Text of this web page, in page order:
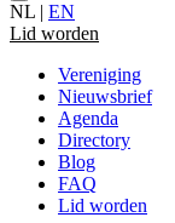
NL | EN
Lid worden
Vereniging
Nieuwsbrief
Agenda
Directory
Blog
FAQ
Lid worden